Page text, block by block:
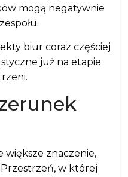
mogą negatywnie
biur coraz częściej
już na etapie
większe znaczenie,
Przestrzeń, w której